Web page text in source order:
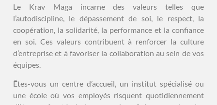
Le Krav Maga incarne des valeurs telles que
l’autodiscipline, le dépassement de soi, le respect, la
coopération, la solidarité, la performance et la confiance
en soi. Ces valeurs contribuent à renforcer la culture
d’entreprise et à favoriser la collaboration au sein de vos
équipes.
Êtes-vous un centre d’accueil, un institut spécialisé ou
une école où vos employés risquent quotidiennement